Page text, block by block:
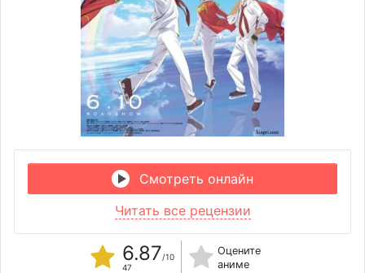
Смотреть онлайн
Читать все рецензии
6.87/10
47
Оцените
аниме